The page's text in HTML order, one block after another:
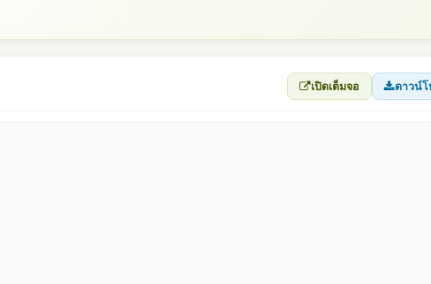
เปิดเต็มจอ ดาวน์